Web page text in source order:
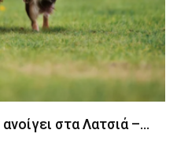
στα Λατσιά –…